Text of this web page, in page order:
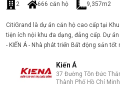
2 666 căn hộ 9,357m2
CitiGrand là dự án căn hộ cao cấp tại
tiện ích nội khu đa dạng, đẳng cấp. Dự
- KIẾN Á - Nhà phát triển Bất động sản
Kiến Á
37 Đường Tôn Đức
Thành Phố Hồ Chí Minh